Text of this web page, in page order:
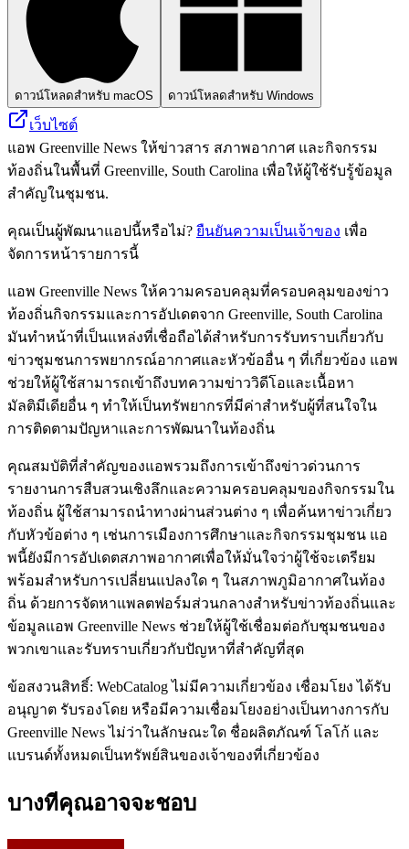
ดาวน์โหลดสำหรับ macOS ดาวน์โหลดสำหรับ Windows
เว็บไซต์
แอพ Greenville News ให้ข่าวสาร สภาพอากาศ และกิจกรรม
ท้องถิ่นในพื้นที่ Greenville, South Carolina เพื่อให้ผู้ใช้รับรู้ข้อมูล
สำคัญในชุมชน.
คุณเป็นผู้พัฒนาแอปนี้หรือไม่? ยืนยันความเป็นเจ้าของ เพื่อ
จัดการหน้ารายการนี้
แอพ Greenville News ให้ความครอบคลุมที่ครอบคลุมของข่าว
ท้องถิ่นกิจกรรมและการอัปเดตจาก Greenville, South Carolina
มันทำหน้าที่เป็นแหล่งที่เชื่อถือได้สำหรับการรับทราบเกี่ยวกับ
ข่าวชุมชนการพยากรณ์อากาศและหัวข้ออื่น ๆ ที่เกี่ยวข้อง แอพ
ช่วยให้ผู้ใช้สามารถเข้าถึงบทความข่าววิดีโอและเนื้อหา
มัลติมีเดียอื่น ๆ ทำให้เป็นทรัพยากรที่มีค่าสำหรับผู้ที่สนใจใน
การติดตามปัญหาและการพัฒนาในท้องถิ่น
คุณสมบัติที่สำคัญของแอพรวมถึงการเข้าถึงข่าวด่วนการ
รายงานการสืบสวนเชิงลึกและความครอบคลุมของกิจกรรมใน
ท้องถิ่น ผู้ใช้สามารถนำทางผ่านส่วนต่าง ๆ เพื่อค้นหาข่าวเกี่ยว
กับหัวข้อต่าง ๆ เช่นการเมืองการศึกษาและกิจกรรมชุมชน แอ
พนี้ยังมีการอัปเดตสภาพอากาศเพื่อให้มั่นใจว่าผู้ใช้จะเตรียม
พร้อมสำหรับการเปลี่ยนแปลงใด ๆ ในสภาพภูมิอากาศในท้อง
ถิ่น ด้วยการจัดหาแพลตฟอร์มส่วนกลางสำหรับข่าวท้องถิ่นและ
ข้อมูลแอพ Greenville News ช่วยให้ผู้ใช้เชื่อมต่อกับชุมชนของ
พวกเขาและรับทราบเกี่ยวกับปัญหาที่สำคัญที่สุด
ข้อสงวนสิทธิ์: WebCatalog ไม่มีความเกี่ยวข้อง เชื่อมโยง ได้รับ
อนุญาต รับรองโดย หรือมีความเชื่อมโยงอย่างเป็นทางการกับ
Greenville News ไม่ว่าในลักษณะใด ชื่อผลิตภัณฑ์ โลโก้ และ
แบรนด์ทั้งหมดเป็นทรัพย์สินของเจ้าของที่เกี่ยวข้อง
บางทีคุณอาจจะชอบ